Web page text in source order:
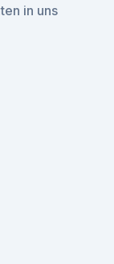
in uns